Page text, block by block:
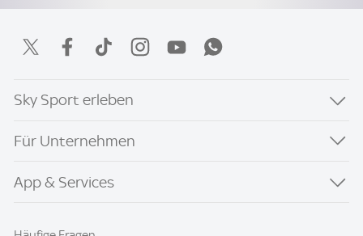
Sky Sport erleben
Für Unternehmen
App & Services